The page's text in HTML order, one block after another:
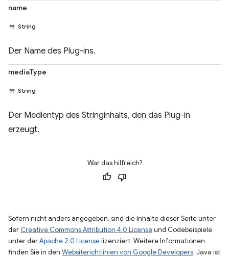
name
String
Der Name des Plug-ins.
mediaType
String
Der Medientyp des Stringinhalts, den das Plug-in
erzeugt.
War das hilfreich?
Sofern nicht anders angegeben, sind die Inhalte dieser Seite unter
der Creative Commons Attribution 4.0 Licenseund Codebeispiele
unter derApache 2.0 Licenselizenziert. Weitere Informationen
finden Sie in den Websiterichtlinien von Google Developers. Java ist